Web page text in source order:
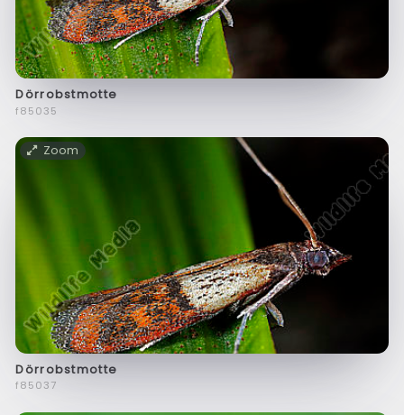
Dörrobstmotte
f85035
Zoom
Dörrobstmotte
f85037